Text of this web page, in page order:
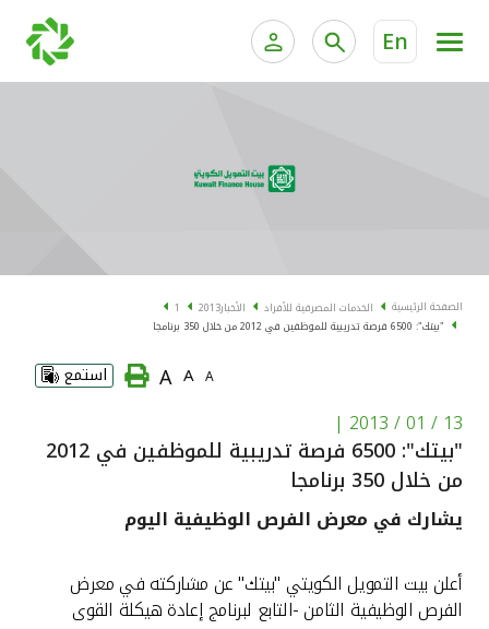
En
الخدمات المصرفية الإلكترونية للشركات
البطاقات
"برامج العملاء"
الاستثمار
القنوات المصرفية
أدوات وخدمات
الصفحة الرئيسية الخدمات المصرفية للأفراد الأخبار2013
1
"بيتك": 6500 فرصة تدريبية للموظفين في 2012 من خلال 350 برنامجا
A
A
A استمع
13 / 01 / 2013
|
"بيتك": 6500 فرصة تدريبية للموظفين في 2012
من خلال 350 برنامجا
يشارك في معرض الفرص الوظيفية اليوم
أعلن بيت التمويل الكويتي "بيتك" عن مشاركته في معرض
الفرص الوظيفية الثامن -التابع لبرنامج إعادة هيكلة القوى